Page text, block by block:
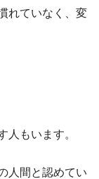
れていなく、変
人もいます。
人間と認めてい